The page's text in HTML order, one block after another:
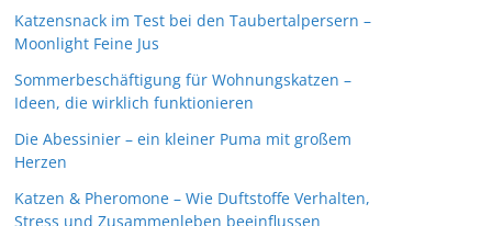
Katzensnack im Test bei den Taubertalpersern –
Moonlight Feine Jus
Sommerbeschäftigung für Wohnungskatzen –
Ideen, die wirklich funktionieren
Die Abessinier – ein kleiner Puma mit großem
Herzen
Katzen & Pheromone – Wie Duftstoffe Verhalten,
Stress und Zusammenleben beeinflussen